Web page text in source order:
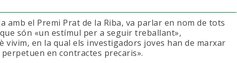
amb el Premi Prat de la Riba, va parlar en nom de tots
són «un estímul per a seguir treballant»,
vivim, en la qual els investigadors joves han de marxar
en contractes precaris».